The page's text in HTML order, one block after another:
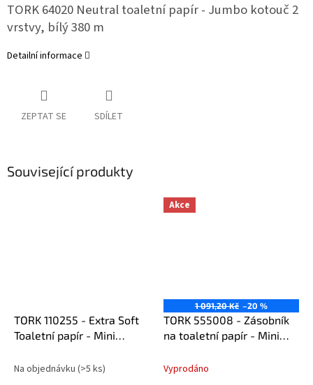
TORK 64020 Neutral toaletní papír - Jumbo kotouč 2
vrstvy, bílý 380 m
Detailní informace
ZEPTAT SE SDÍLET
Související produkty
TORK 110255 - Extra Soft
Toaletní papír - Mini
Na objednávku (>5 ks)
Akce
1 091,20 Kč –20 %
TORK 555008 - Zásobník
na toaletní papír - Mini
Vyprodáno